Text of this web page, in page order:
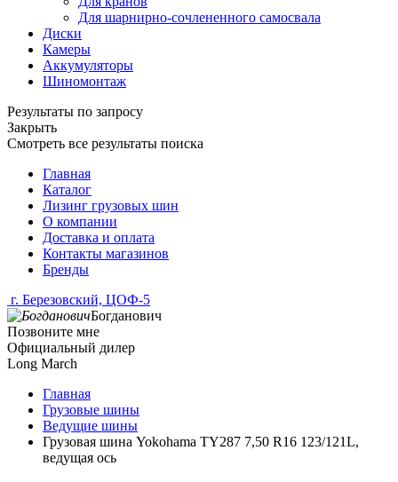
Для шарнирно-сочлененного самосвала
Диски
Камеры
Аккумуляторы
Шиномонтаж
Результаты по запросу
Закрыть
Смотреть все результаты поиска
Главная
Каталог
Лизинг грузовых шин
О компании
Доставка и оплата
Контакты магазинов
Бренды
г. Березовский, ЦОФ-5
Богданович
Позвоните мне
Официальный дилер
Long March
Главная
Грузовые шины
Ведущие шины
Грузовая шина Yokohama TY287 7,50 R16 123/121L,
ведущая ось